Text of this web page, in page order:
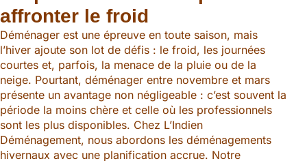
affronter le froid
Déménager est une épreuve en toute saison, mais
l’hiver ajoute son lot de défis : le froid, les journées
courtes et, parfois, la menace de la pluie ou de la
neige. Pourtant, déménager entre novembre et mars
présente un avantage non négligeable : c’est souvent la
période la moins chère et celle où les professionnels
sont les plus disponibles. Chez L’Indien
Déménagement, nous abordons les déménagements
hivernaux avec une planification accrue. Notre